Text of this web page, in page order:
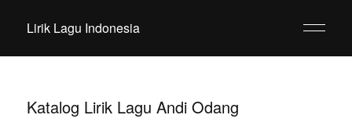
Lirik Lagu Indonesia
Katalog Lirik Lagu Andi Odang